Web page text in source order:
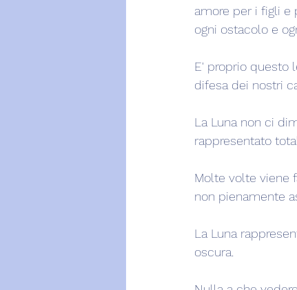
amore per i figli e
ogni ostacolo e
E' proprio questo
difesa dei nostri
La Luna non ci
rappresentato
Molte volte viene
non pienamente
La Luna
oscura.